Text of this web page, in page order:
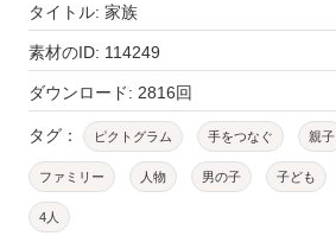
タイトル: 家族
素材のID: 114249
ダウンロード: 2816回
タグ： ピクトグラム 手をつなぐ 親子
ファミリー 人物 男の子 子ども
4人